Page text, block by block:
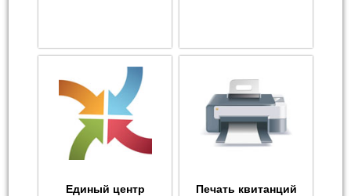
Единый центр Печать квитанций